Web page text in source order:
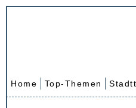
Home Top-Themen